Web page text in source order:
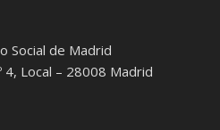
Social de Madrid
4, Local – 28008 Madrid